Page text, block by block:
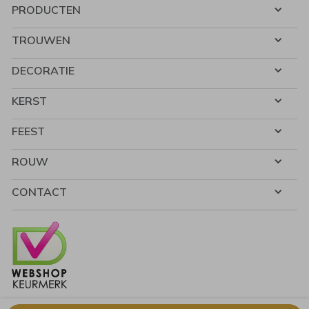
PRODUCTEN
TROUWEN
DECORATIE
KERST
FEEST
ROUW
CONTACT